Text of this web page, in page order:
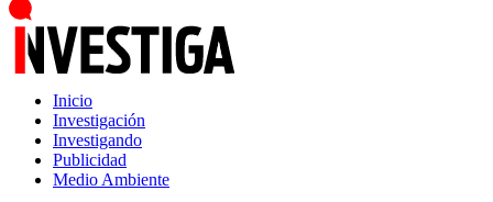
Inicio
Investigación
Investigando
Publicidad
Medio Ambiente